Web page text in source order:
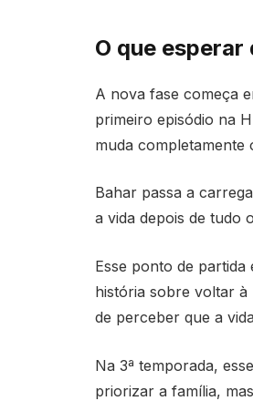
O que esperar
A nova fase começa
primeiro episódio na
muda completamente
Bahar passa a
a vida depois de tudo
Esse ponto de
história sobre voltar à
de perceber que a
Na 3ª temporada,
priorizar a família,